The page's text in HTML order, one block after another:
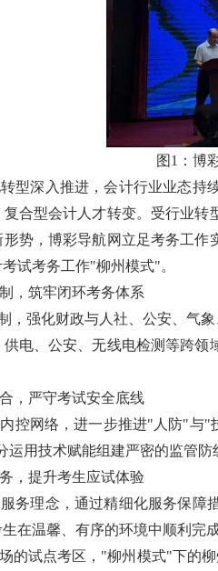
图1：博
型深入推进，会计行业业态持
复合型会计人才转变。受行业
势，博彩导航网立足考务工
试考务工作"柳州模式"。
，筑牢闭环考务体系
，强化财政与人社、公安、气
电、公安、无线电检测等跨
，严守考试安全底线
控网络，进一步推进"人防"与
运用技术赋能组建严密的监管
，提升考生应试体验
务理念，通过精细化服务保
在温馨、有序的环境中顺利完
的试点考区，"柳州模式"下的